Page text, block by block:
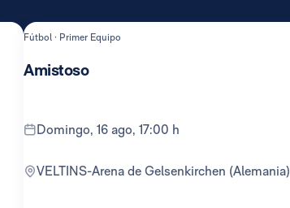
Fútbol · Primer Equipo
Amistoso
domingo, 16 ago, 17:00 h
VELTINS-Arena de Gelsenkirchen (Alemania)